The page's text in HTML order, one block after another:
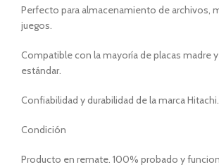
Perfecto para almacenamiento de archivos,
juegos.
Compatible con la mayoría de placas madre
estándar.
Confiabilidad y durabilidad de la marca Hitachi.
Condición
Producto en remate. 100% probado y